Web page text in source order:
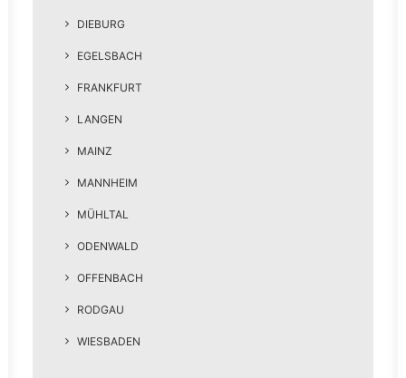
DIEBURG
EGELSBACH
FRANKFURT
LANGEN
MAINZ
MANNHEIM
MÜHLTAL
ODENWALD
OFFENBACH
RODGAU
WIESBADEN